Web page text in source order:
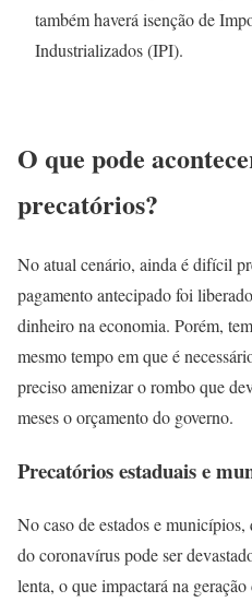
também haverá isenção de
Industrializados (IPI).
O que pode
precatórios?
No atual cenário, ainda é difícil
pagamento antecipado foi
dinheiro na economia. Porém,
mesmo tempo em que é
preciso amenizar o rombo que
meses o orçamento do governo.
Precatórios estaduais e
No caso de estados e
do coronavírus pode ser
lenta, o que impactará na